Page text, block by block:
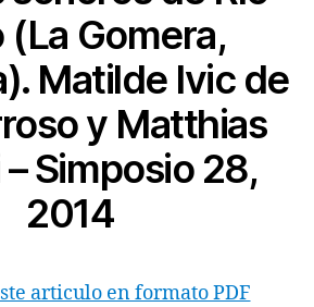
(La Gomera,
Matilde Ivic de
y Matthias
Simposio 28,
2014
articulo en formato PDF